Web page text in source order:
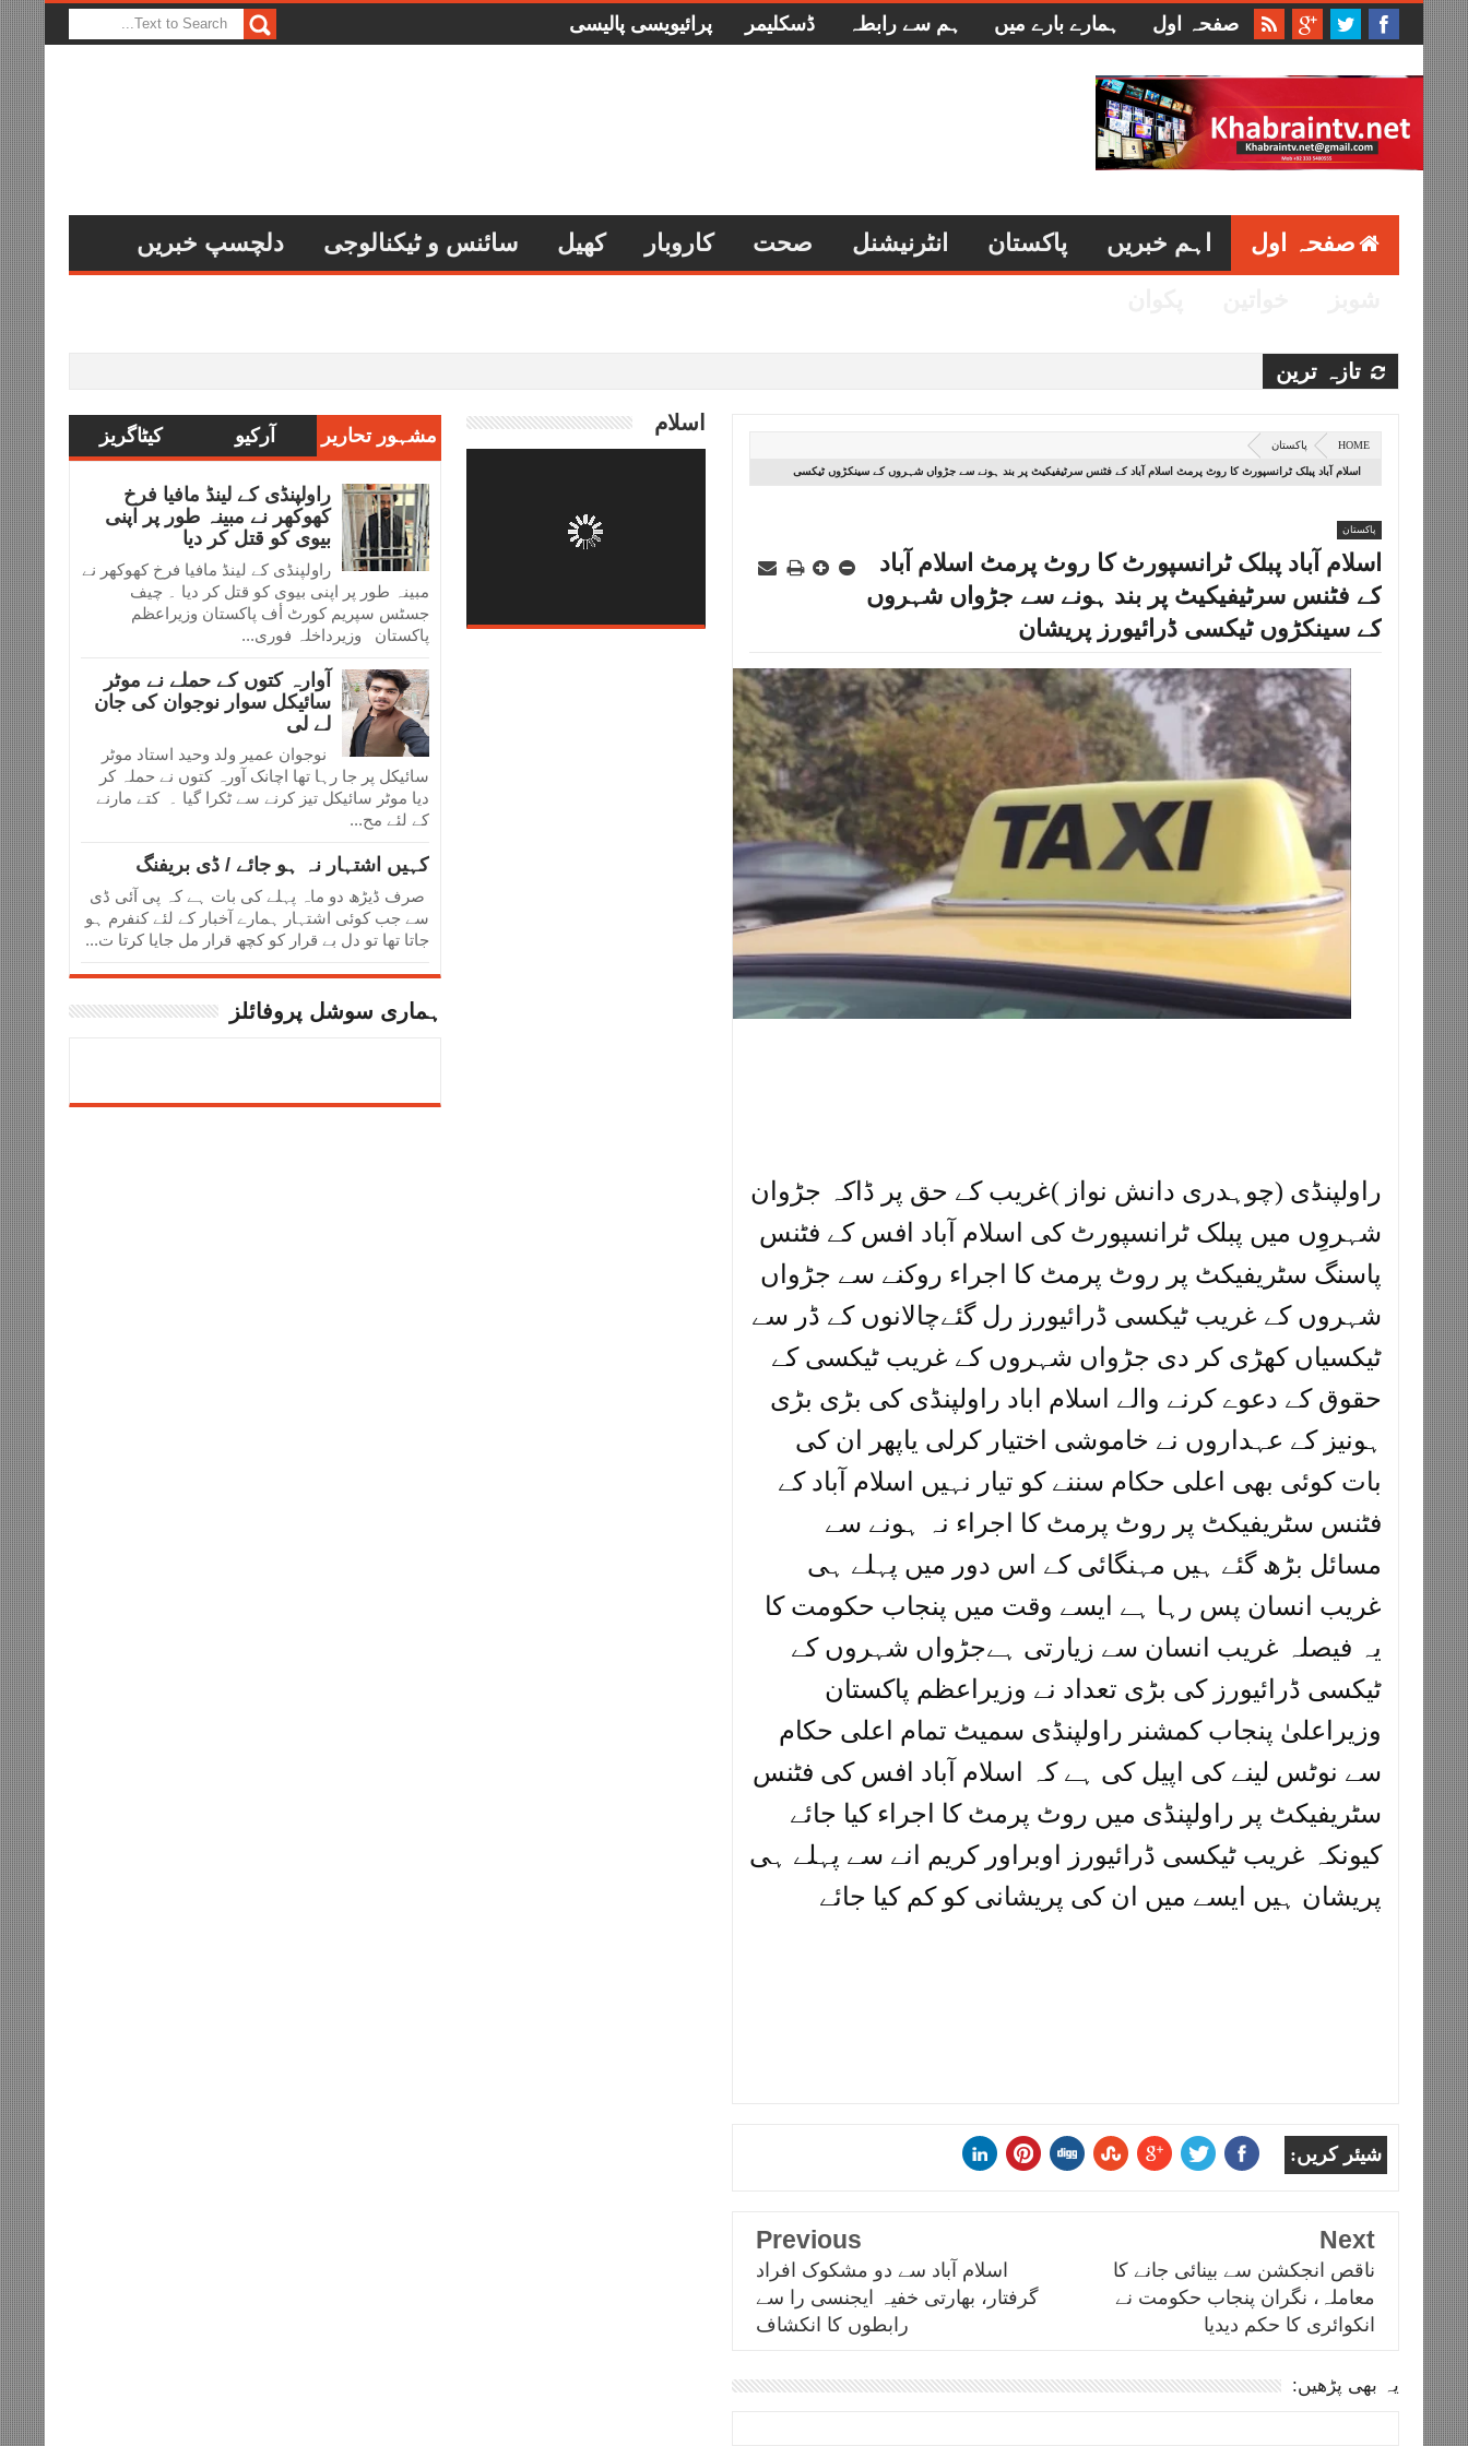
صفحہ اول ہمارے بارے میں ہم سے رابطہ ڈسکلیمر پرائیویسی پالیسی
صفحہ اول اہم خبریں پاکستان انٹرنیشنل صحت کاروبار کھیل سائنس و ٹیکنالوجی دلچسپ خبریں
تازہ ترین
HOME پاکستان
اسلام آباد پبلک ٹرانسپورٹ کا روٹ پرمٹ اسلام آباد کے فٹنس سرٹیفیکیٹ پر بند ہونے سے جڑواں شہروں کے سینکڑوں ٹیکسی
پاکستان
اسلام آباد پبلک ٹرانسپورٹ کا روٹ پرمٹ اسلام آباد
کے فٹنس سرٹیفیکیٹ پر بند ہونے سے جڑواں شہروں
کے سینکڑوں ٹیکسی ڈرائیورز پریشان
راولپنڈی (چوہدری دانش نواز )غریب کے حق پر ڈاکہ جڑوان
شہروِں میں پبلک ٹرانسپورٹ کی اسلام آباد افس کے فٹنس
پاسنگ سٹریفیکٹ پر روٹ پرمٹ کا اجراء روکنے سے جڑواں
شہروں کے غریب ٹیکسی ڈرائیورز رل گئےچالانوں کے ڈر سے
ٹیکسیاں کھڑی کر دی جڑواں شہروں کے غریب ٹیکسی کے
حقوق کے دعوے کرنے والے اسلام اباد راولپنڈی کی بڑی بڑی
ہونیز کے عہداروں نے خاموشی اختیار کرلی یاپھر ان کی
بات کوئی بھی اعلی حکام سننے کو تیار نہیں اسلام آباد کے
فٹنس سٹریفیکٹ پر روٹ پرمٹ کا اجراء نہ ہونے سے
مسائل بڑھ گئے ہیں مہنگائی کے اس دور میں پہلے ہی
غریب انسان پس رہا ہے ایسے وقت میں پنجاب حکومت کا
یہ فیصلہ غریب انسان سے زیارتی ہےجڑواں شہروں کے
ٹیکسی ڈرائیورز کی بڑی تعداد نے وزیراعظم پاکستان
وزیراعلیٰ پنجاب کمشنر راولپنڈی سمیٹ تمام اعلی حکام
سے نوٹس لینے کی اپیل کی ہے کہ اسلام آباد افس کی فٹنس
سٹریفیکٹ پر راولپنڈی میں روٹ پرمٹ کا اجراء کیا جائے
کیونکہ غریب ٹیکسی ڈرائیورز اوبراور کریم انے سے پہلے ہی
پریشان ہیں ایسے میں ان کی پریشانی کو کم کیا جائے
شیئر کریں:
Next
ناقص انجکشن سے بینائی جانے کا
معاملہ، نگران پنجاب حکومت نے
انکوائری کا حکم دیدیا
Previous
اسلام آباد سے دو مشکوک افراد
گرفتار، بھارتی خفیہ ایجنسی را سے
رابطوں کا انکشاف
یہ بھی پڑھیں:
مشہور تحاریر آرکیو کیٹاگریز
راولپنڈی کے لینڈ مافیا فرخ
کھوکھر نے مبینہ طور پر اپنی
بیوی کو قتل کر دیا
راولپنڈی کے لینڈ مافیا فرخ کھوکھر نے
مبینہ طور پر اپنی بیوی کو قتل کر دیا ۔ چیف
جسٹس سپریم کورٹ أف پاکستان وزیراعظم
پاکستان وزیرداخلہ فوری...
آوارہ کتوں کے حملے نے موٹر
سائیکل سوار نوجوان کی جان
لے لی
نوجوان عمیر ولد وحید استاد موٹر
سائیکل پر جا رہا تھا اچانک آورہ کتوں نے حملہ کر
دیا موٹر سائیکل تیز کرنے سے ٹکرا گیا ۔ کتے مارنے
کے لئے مح...
کہیں اشتہار نہ ہو جائے / ڈی بریفنگ
صرف ڈیڑھ دو ماہ پہلے کی بات ہے کہ پی آئی ڈی
سے جب کوئی اشتہار ہمارے آخبار کے لئے کنفرم ہو
جاتا تھا تو دل بے قرار کو کچھ قرار مل جایا کرتا ت...
ہماری سوشل پروفائلز
اسلام